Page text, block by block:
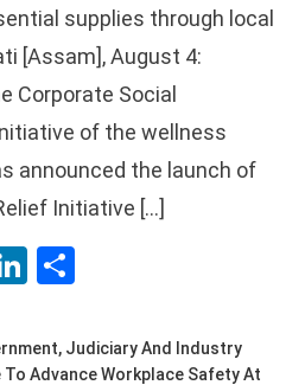
supplies through local
[Assam], August 4:
Corporate Social
of the wellness
announced the launch of
Initiative […]
LinkedIn
Judiciary And Industry
To Advance Workplace Safety At